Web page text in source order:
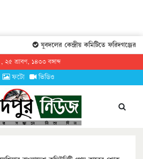
যুবদলের কেন্দ্রীয় কমিটিতে ফরিদগঞ্জের
২৫ শ্রাবণ, ১৪৩৩ বঙ্গাব্দ
ফটো ভিডিও